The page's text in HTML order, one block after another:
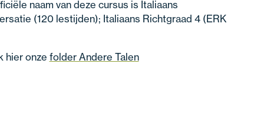
naam van deze cursus is Italiaans
(120 lestijden); Italiaans Richtgraad 4 (ERK
hier onze folder Andere Talen